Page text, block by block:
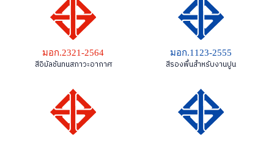
มอก.2321-2564
สีอิมัลชันทนสภาวะอากาศ
มอก.1123-2555
สีรองพื้นสำหรับงานปูน